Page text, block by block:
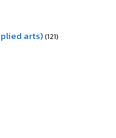
arts)(121)